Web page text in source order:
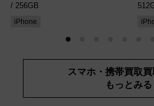
/ 256GB
iPhone
スマホ・携帯買取
もっとみる